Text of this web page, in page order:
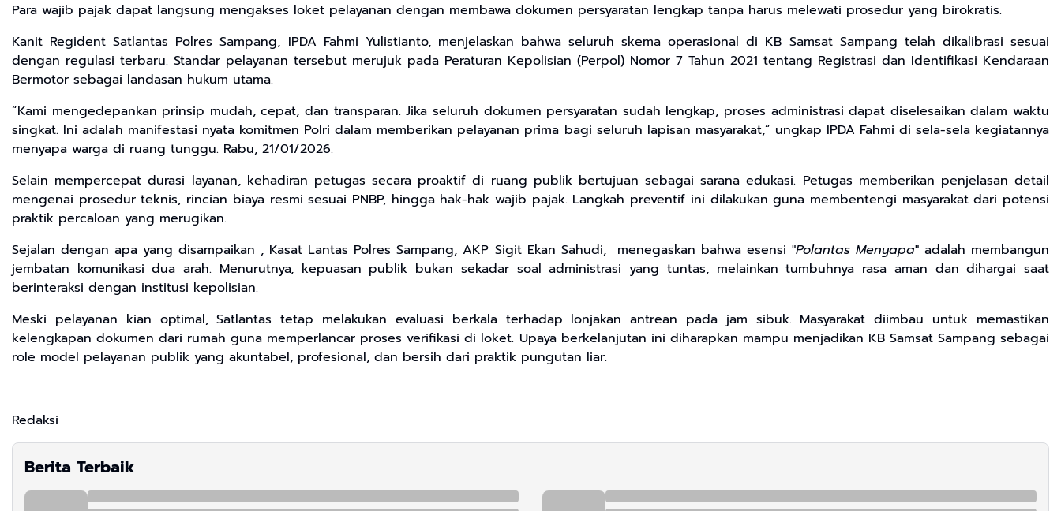
Para wajib pajak dapat langsung mengakses loket pelayanan dengan membawa dokumen persyaratan lengkap tanpa harus melewati prosedur yang birokratis.
​Kanit Regident Satlantas Polres Sampang, IPDA Fahmi Yulistianto, menjelaskan bahwa seluruh skema operasional di KB Samsat Sampang telah dikalibrasi sesuai
dengan regulasi terbaru. Standar pelayanan tersebut merujuk pada Peraturan Kepolisian (Perpol) Nomor 7 Tahun 2021 tentang Registrasi dan Identifikasi Kendaraan
Bermotor sebagai landasan hukum utama.
​“Kami mengedepankan prinsip mudah, cepat, dan transparan. Jika seluruh dokumen persyaratan sudah lengkap, proses administrasi dapat diselesaikan dalam waktu
singkat. Ini adalah manifestasi nyata komitmen Polri dalam memberikan pelayanan prima bagi seluruh lapisan masyarakat,” ungkap IPDA Fahmi di sela-sela kegiatannya
menyapa warga di ruang tunggu. Rabu, 21/01/2026.
​Selain mempercepat durasi layanan, kehadiran petugas secara proaktif di ruang publik bertujuan sebagai sarana edukasi. Petugas memberikan penjelasan detail
mengenai prosedur teknis, rincian biaya resmi sesuai PNBP, hingga hak-hak wajib pajak. Langkah preventif ini dilakukan guna membentengi masyarakat dari potensi
praktik percaloan yang merugikan.
​Sejalan dengan apa yang disampaikan , Kasat Lantas Polres Sampang, AKP Sigit Ekan Sahudi, menegaskan bahwa esensi "Polantas Menyapa" adalah membangun
jembatan komunikasi dua arah. Menurutnya, kepuasan publik bukan sekadar soal administrasi yang tuntas, melainkan tumbuhnya rasa aman dan dihargai saat
berinteraksi dengan institusi kepolisian.
​Meski pelayanan kian optimal, Satlantas tetap melakukan evaluasi berkala terhadap lonjakan antrean pada jam sibuk. Masyarakat diimbau untuk memastikan
kelengkapan dokumen dari rumah guna memperlancar proses verifikasi di loket. Upaya berkelanjutan ini diharapkan mampu menjadikan KB Samsat Sampang sebagai
role model pelayanan publik yang akuntabel, profesional, dan bersih dari praktik pungutan liar.
Redaksi
Berita Terbaik